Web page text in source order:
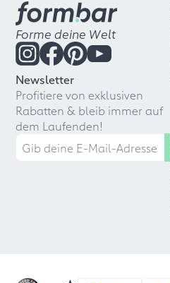
Forme deine Welt
Newsletter
Profitiere von exklusiven
Rabatten & bleib immer auf
dem Laufenden!